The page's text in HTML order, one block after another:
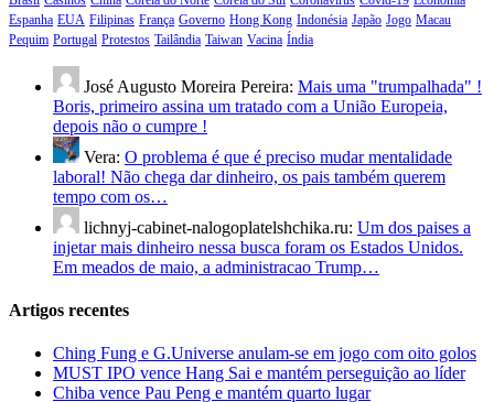
Espanha EUA Filipinas França Governo Hong Kong Indonésia Japão Jogo Macau
Pequim Portugal Protestos Tailândia Taiwan Vacina Índia
José Augusto Moreira Pereira: Mais uma "trumpalhada" !
Boris, primeiro assina um tratado com a União Europeia,
depois não o cumpre !
Vera: O problema é que é preciso mudar mentalidade
laboral! Não chega dar dinheiro, os pais também querem
tempo com os…
lichnyj-cabinet-nalogoplatelshchika.ru: Um dos paises a
injetar mais dinheiro nessa busca foram os Estados Unidos.
Em meados de maio, a administracao Trump…
Artigos recentes
Ching Fung e G.Universe anulam-se em jogo com oito golos
MUST IPO vence Hang Sai e mantém perseguição ao líder
Chiba vence Pau Peng e mantém quarto lugar